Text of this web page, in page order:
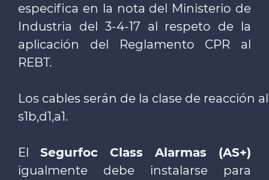
especifica en la nota del Ministerio de
Industria del 3-4-17 al respeto de la
aplicación del Reglamento CPR al
REBT.
Los cables serán de la clase de reacción
s1b,d1,a1.
El Segurfoc Class Alarmas (AS+)
igualmente debe instalarse para